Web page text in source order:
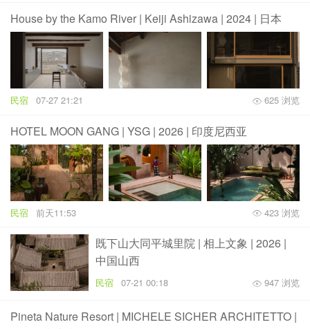
House by the Kamo River | Keiji Ashizawa | 2024 | 日本
民宿 07-27 21:21 625 浏览
HOTEL MOON GANG | YSG | 2026 | 印度尼西亚
民宿 前天11:53 423 浏览
既下山大同平城里院 | 相上文象 | 2026 |
中国山西
民宿 07-21 00:18 947 浏览
Pineta Nature Resort | MICHELE SICHER ARCHITETTO |